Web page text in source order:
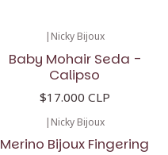
Nicky Bijoux
Baby Mohair Seda -
Calipso
$17.000 CLP
| Nicky Bijoux
Merino Bijoux Fingering